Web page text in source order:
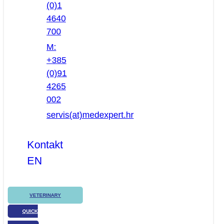
(0)1
4640
700
M:
+385
(0)91
4265
002
servis(at)medexpert.hr
Kontakt
EN
VETERINARY
QUICK